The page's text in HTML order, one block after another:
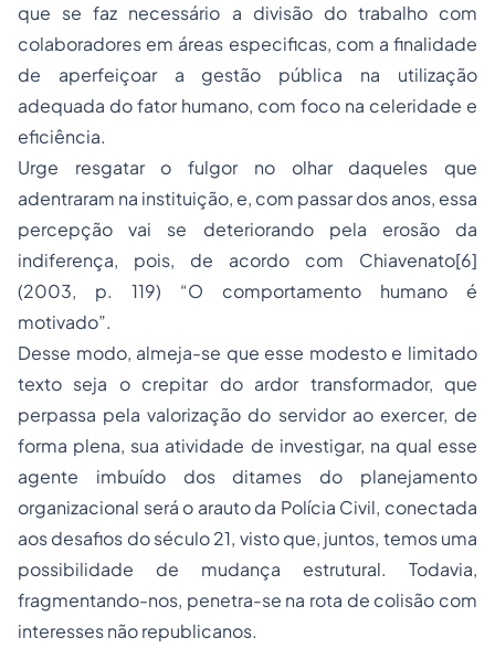
que se faz necessário a divisão do trabalho com
colaboradores em áreas especificas, com a finalidade
de aperfeiçoar a gestão pública na utilização
adequada do fator humano, com foco na celeridade e
eficiência.
Urge resgatar o fulgor no olhar daqueles que
adentraram na instituição, e, com passar dos anos, essa
percepção vai se deteriorando pela erosão da
indiferença, pois, de acordo com Chiavenato[6]
(2003, p. 119) “O comportamento humano é
motivado”.
Desse modo, almeja-se que esse modesto e limitado
texto seja o crepitar do ardor transformador, que
perpassa pela valorização do servidor ao exercer, de
forma plena, sua atividade de investigar, na qual esse
agente imbuído dos ditames do planejamento
organizacional será o arauto da Polícia Civil, conectada
aos desafios do século 21, visto que, juntos, temos uma
possibilidade de mudança estrutural. Todavia,
fragmentando-nos, penetra-se na rota de colisão com
interesses não republicanos.